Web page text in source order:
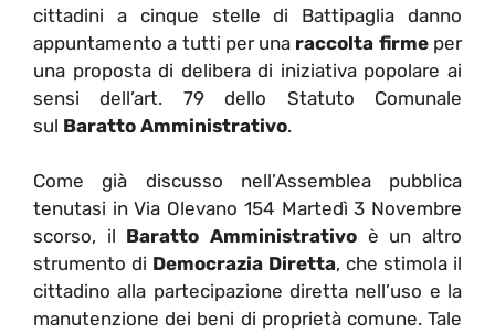
cittadini a cinque stelle di Battipaglia danno
appuntamento a tutti per una raccolta firmeper
una proposta di delibera di iniziativa popolare ai
sensi dell’art. 79 dello Statuto Comunale
sul Baratto Amministrativo.
Come già discusso nell’Assemblea pubblica
tenutasi in Via Olevano 154 Martedì 3 Novembre
scorso, il Baratto Amministrativo è un altro
strumento di Democrazia Diretta, che stimola il
cittadino alla partecipazione diretta nell’uso e la
manutenzione dei beni di proprietà comune. Tale